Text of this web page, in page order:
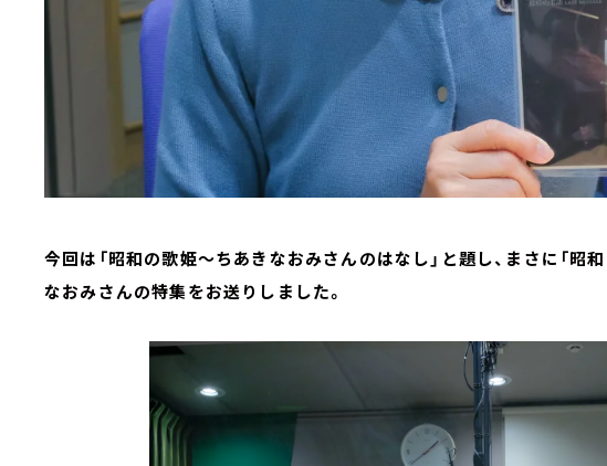
今回は「昭和の歌姫～ちあきなおみさんのはなし」と題し、 まさに「昭
なおみさんの特集をお送りしました。